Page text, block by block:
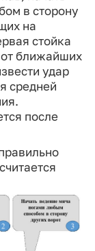
в сторону
на
стойка
от ближайших
удар
средней
после